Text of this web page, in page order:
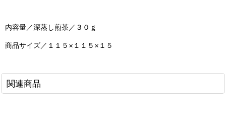
内容量／深蒸し煎茶／３０ｇ
商品サイズ／１１５×１１５×１５
関連商品